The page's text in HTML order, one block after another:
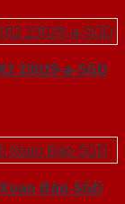
23029-a-SGD
Đào-SGD